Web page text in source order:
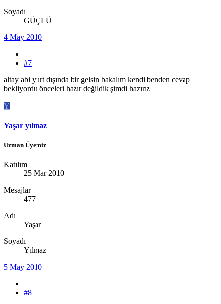
Soyadı
GÜÇLÜ
4 May 2010
#7
altay abi yurt dışında bir gelsin bakalım kendi benden cevap
bekliyordu önceleri hazır değildik şimdi hazırız
Y
Yaşar yılmaz
Uzman Üyemiz
Katılım
25 Mar 2010
Mesajlar
477
Adı
Yaşar
Soyadı
Yılmaz
5 May 2010
#8